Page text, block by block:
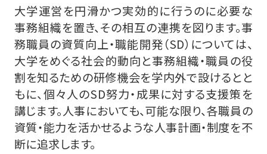
大学評価
大学運営を円滑かつ実効的に行うのに必要な
事務組織を置き、その相互の連携を図ります。事
務職員の資質向上・職能開発（SD）については、
大学をめぐる社会的動向と事務組織・職員の役
割を知るための研修機会を学内外で設けるとと
もに、個々人のSD努力・成果に対する支援策を
講じます。人事においても、可能な限り、各職員の
資質・能力を活かせるような人事計画・制度を不
断に追求します。